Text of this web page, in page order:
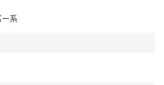
ー系